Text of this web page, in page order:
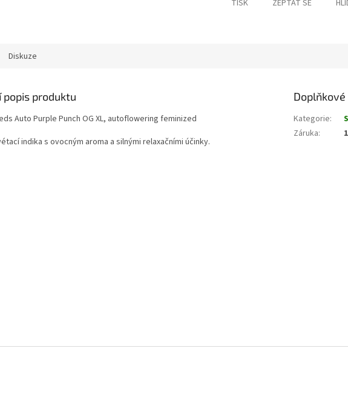
TISK ZEPTAT SE
Diskuze
popis produktu
Auto Purple Punch OG XL, autoflowering feminized
indika s ovocným aroma a silnými relaxačními účinky.
Kategorie:
Záruka: